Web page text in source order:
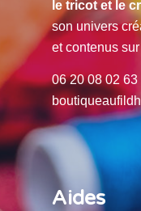
le tricot et le
son univers
et contenus
06 20 08 02 63 |
Aides